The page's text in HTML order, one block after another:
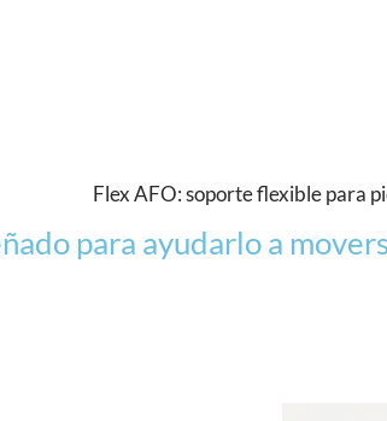
Flex AFO: soporte flexible para
para ayudarlo a